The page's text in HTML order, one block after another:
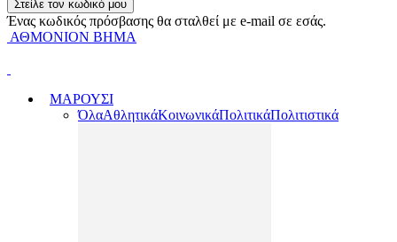
Ένας κωδικός πρόσβασης θα σταλθεί με e-mail σε εσάς.
ΑΘΜΟΝΙΟΝ ΒΗΜΑ
ΜΑΡΟΥΣΙ
ΌλαΑθλητικάΚοινωνικάΠολιτικάΠολιτιστικά